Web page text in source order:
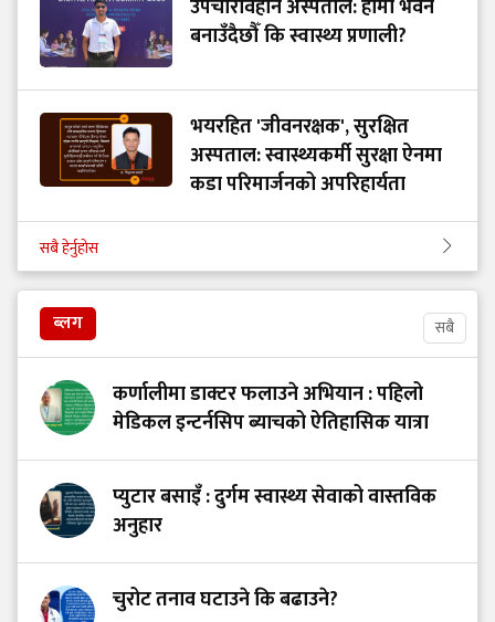
उपचारविहीन अस्पताल: हामी भवन
बनाउँदैछौँ कि स्वास्थ्य प्रणाली?
भयरहित 'जीवनरक्षक', सुरक्षित
अस्पताल: स्वास्थ्यकर्मी सुरक्षा ऐनमा
कडा परिमार्जनको अपरिहार्यता
सबै हेर्नुहोस
ब्लग सबै
कर्णालीमा डाक्टर फलाउने अभियान : पहिलो
मेडिकल इन्टर्नसिप ब्याचको ऐतिहासिक यात्रा
प्युटार बसाइँ : दुर्गम स्वास्थ्य सेवाको वास्तविक
अनुहार
चुरोट तनाव घटाउने कि बढाउने?